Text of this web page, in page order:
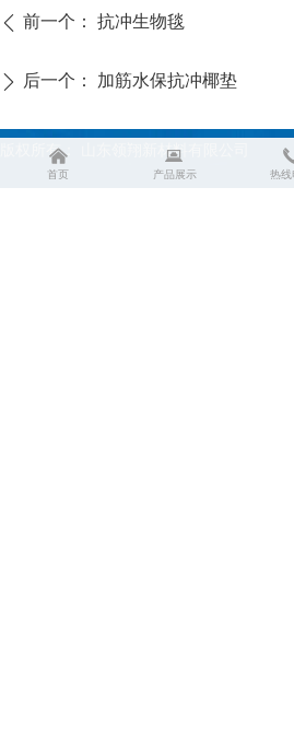
ꄴ 前一个： 抗冲生物毯
ꄲ 后一个： 加筋水保抗冲椰垫
版权所有： 山东领翔新材料有限公司
낀
首页
뀵
产品展示 热